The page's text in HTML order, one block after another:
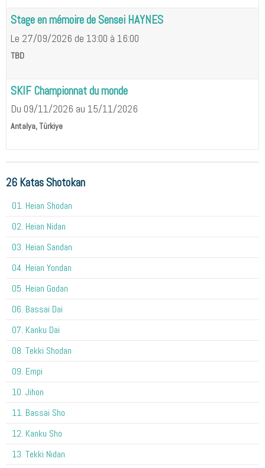
Stage en mémoire de Sensei HAYNES
Le 27/09/2026 de 13:00 à 16:00
TBD
SKIF Championnat du monde
Du 09/11/2026 au 15/11/2026
Antalya, Türkiye
26 Katas Shotokan
01. Heian Shodan
02. Heian Nidan
03. Heian Sandan
04. Heian Yondan
05. Heian Godan
06. Bassai Dai
07. Kanku Dai
08. Tekki Shodan
09. Empi
10. Jihon
11. Bassai Sho
12. Kanku Sho
13. Tekki Nidan